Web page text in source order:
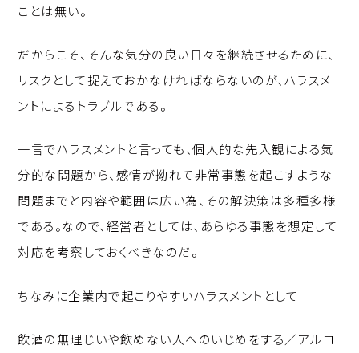
ことは無い。
だからこそ、そんな気分の良い日々を継続させるために、
リスクとして捉えておかなければならないのが、ハラスメ
ントによるトラブルである。
一言でハラスメントと言っても、個人的な先入観による気
分的な問題から、感情が拗れて非常事態を起こすような
問題までと内容や範囲は広い為、その解決策は多種多様
である。なので、経営者としては、あらゆる事態を想定して
対応を考察しておくべきなのだ。
ちなみに企業内で起こりやすいハラスメントとして
飲酒の無理じいや飲めない人へのいじめをする／アルコ